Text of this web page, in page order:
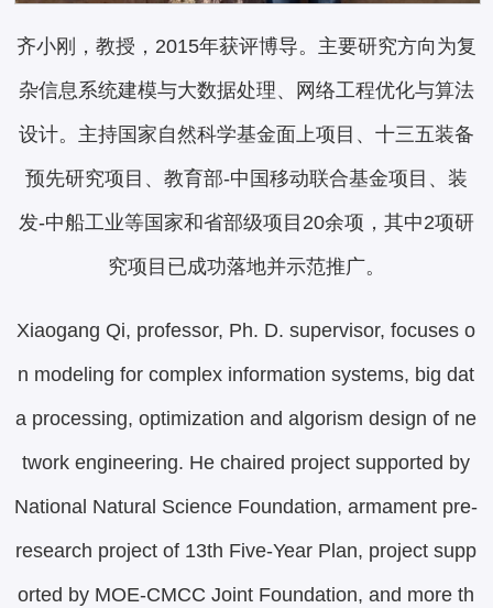
齐小刚，教授，2015年获评博导。主要研究方向为复
杂信息系统建模与大数据处理、网络工程优化与算法
设计。主持国家自然科学基金面上项目、十三五装备
预先研究项目、教育部-中国移动联合基金项目、装
发-中船工业等国家和省部级项目20余项，其中2项研
究项目已成功落地并示范推广。
Xiaogang Qi, professor, Ph. D. supervisor, focuses o
n modeling for complex information systems, big dat
a processing, optimization and algorism design of ne
twork engineering. He chaired project supported by
National Natural Science Foundation, armament pre-
research project of 13th Five-Year Plan, project supp
orted by MOE-CMCC Joint Foundation, and more th